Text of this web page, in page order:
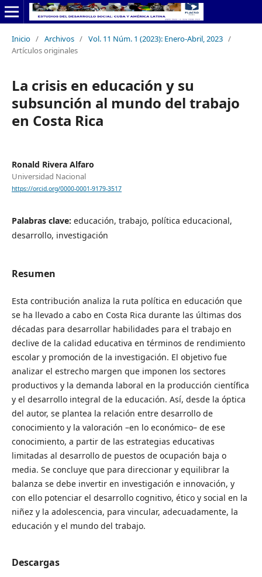
Inicio / Archivos / Vol. 11 Núm. 1 (2023): Enero-Abril, 2023 /
Artículos originales
La crisis en educación y su
subsunción al mundo del trabajo
en Costa Rica
Ronald Rivera Alfaro
Universidad Nacional
https://orcid.org/0000-0001-9179-3517
Palabras clave: educación, trabajo, política educacional,
desarrollo, investigación
Resumen
Esta contribución analiza la ruta política en educación que
se ha llevado a cabo en Costa Rica durante las últimas dos
décadas para desarrollar habilidades para el trabajo en
declive de la calidad educativa en términos de rendimiento
escolar y promoción de la investigación. El objetivo fue
analizar el estrecho margen que imponen los sectores
productivos y la demanda laboral en la producción científica
y el desarrollo integral de la educación. Así, desde la óptica
del autor, se plantea la relación entre desarrollo de
conocimiento y la valoración –en lo económico– de ese
conocimiento, a partir de las estrategias educativas
limitadas al desarrollo de puestos de ocupación baja o
media. Se concluye que para direccionar y equilibrar la
balanza se debe invertir en investigación e innovación, y
con ello potenciar el desarrollo cognitivo, ético y social en la
niñez y la adolescencia, para vincular, adecuadamente, la
educación y el mundo del trabajo.
Descargas